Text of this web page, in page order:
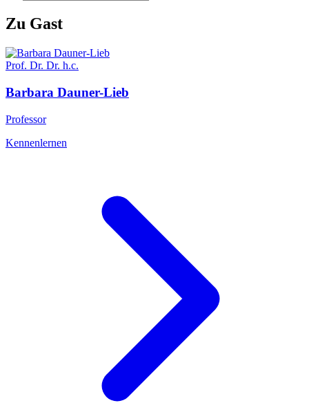
Zu Gast
Prof. Dr. Dr. h.c.
Barbara Dauner-Lieb
Professor
Kennenlernen